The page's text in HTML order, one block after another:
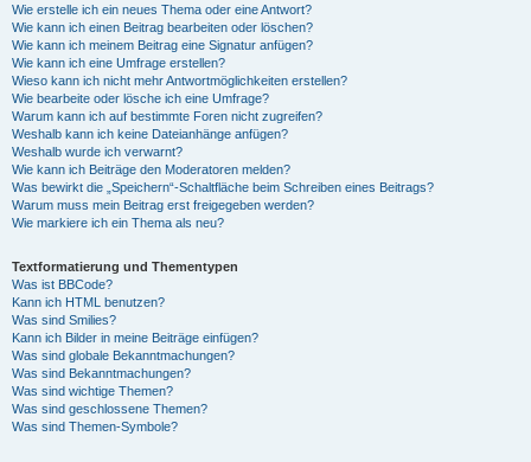
Wie erstelle ich ein neues Thema oder eine Antwort?
Wie kann ich einen Beitrag bearbeiten oder löschen?
Wie kann ich meinem Beitrag eine Signatur anfügen?
Wie kann ich eine Umfrage erstellen?
Wieso kann ich nicht mehr Antwortmöglichkeiten erstellen?
Wie bearbeite oder lösche ich eine Umfrage?
Warum kann ich auf bestimmte Foren nicht zugreifen?
Weshalb kann ich keine Dateianhänge anfügen?
Weshalb wurde ich verwarnt?
Wie kann ich Beiträge den Moderatoren melden?
Was bewirkt die „Speichern“-Schaltfläche beim Schreiben eines Beitrags?
Warum muss mein Beitrag erst freigegeben werden?
Wie markiere ich ein Thema als neu?
Textformatierung und Thementypen
Was ist BBCode?
Kann ich HTML benutzen?
Was sind Smilies?
Kann ich Bilder in meine Beiträge einfügen?
Was sind globale Bekanntmachungen?
Was sind Bekanntmachungen?
Was sind wichtige Themen?
Was sind geschlossene Themen?
Was sind Themen-Symbole?